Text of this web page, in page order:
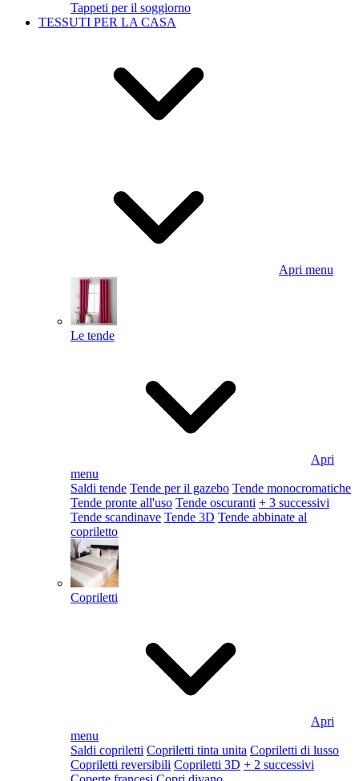
Tappeti per il soggiorno
TESSUTI PER LA CASA
Apri menu
Le tende
Apri
menu
Saldi tende Tende per il gazebo Tende monocromatiche
Tende pronte all'uso Tende oscuranti + 3 successivi
Tende scandinave Tende 3D Tende abbinate al
copriletto
Copriletti
Apri
menu
Saldi copriletti Copriletti tinta unita Copriletti di lusso
Copriletti reversibili Copriletti 3D + 2 successivi